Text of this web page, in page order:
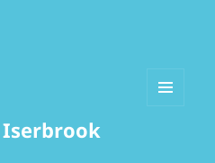
Iserbrook